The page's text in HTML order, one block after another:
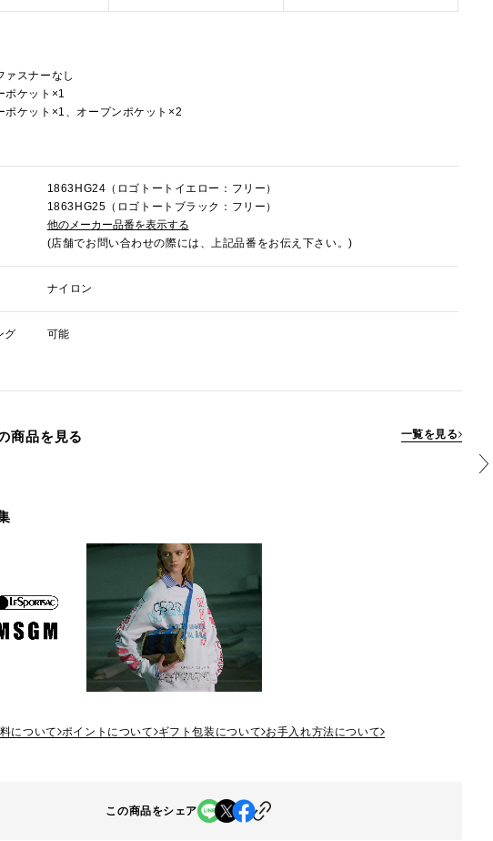
ァスナーなし
ポケット×1
ポケット×1、オープンポケット×2
1863HG24（ロゴトートイエロー：フリー）
1863HG25（ロゴトートブラック：フリー）
他のメーカー品番を表示する
(店舗でお問い合わせの際には、上記品番をお伝え下さい。)
ナイロン
グ 可能
商品を見る 一覧を見る
について ポイントについて ギフト包装について お手入れ方法について
この商品をシェア